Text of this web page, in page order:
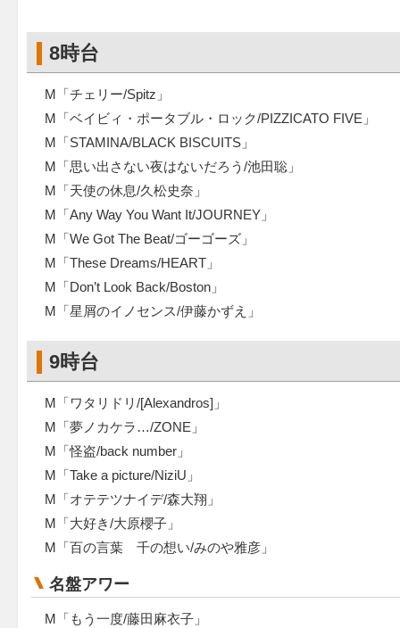
8時台
M「チェリー/Spitz」
M「ベイビィ・ポータブル・ロック/PIZZICATO FIVE」
M「STAMINA/BLACK BISCUITS」
M「思い出さない夜はないだろう/池田聡」
M「天使の休息/久松史奈」
M「Any Way You Want It/JOURNEY」
M「We Got The Beat/ゴーゴーズ」
M「These Dreams/HEART」
M「Don’t Look Back/Boston」
M「星屑のイノセンス/伊藤かずえ」
9時台
M「ワタリドリ/[Alexandros]」
M「夢ノカケラ…/ZONE」
M「怪盗/back number」
M「Take a picture/NiziU」
M「オテテツナイデ/森大翔」
M「大好き/大原櫻子」
M「百の言葉 千の想い/みのや雅彦」
名盤アワー
M「もう一度/藤田麻衣子」